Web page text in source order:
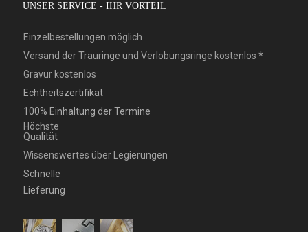
UNSER SERVICE - IHR VORTEIL
Einzelbestellungen möglich
Versand der Trauringe und Verlobungsringe kostenlos *
Gravur kostenlos
Echtheitszertifikat
100% Einhaltung der Termine
Höchste
Qualität
Wissenswertes über Legierungen
Schnelle
Lieferung